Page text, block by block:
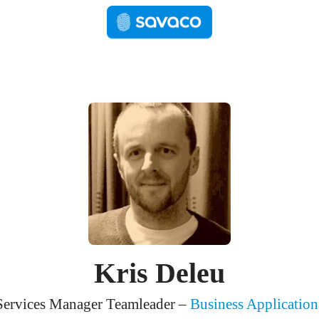
Kris Deleu
Manager Teamleader – Business